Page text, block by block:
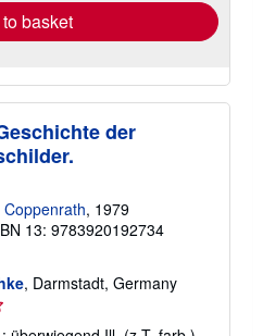
basket
der
, 1979
13: 9783920192734
, Darmstadt, Germany